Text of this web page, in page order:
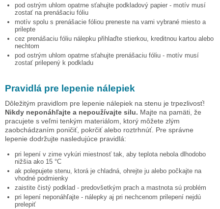
pod ostrým uhlom opatrne sťahujte podkladový papier - motív musí
zostať na prenášaciu fóliu
motív spolu s prenášacie fóliou preneste na vami vybrané miesto a
prilepte
cez prenášaciu fóliu nálepku přihlaďte stierkou, kreditnou kartou alebo
nechtom
pod ostrým uhlom opatrne sťahujte prenášaciu fóliu - motív musí
zostať prilepený k podkladu
Pravidlá pre lepenie nálepiek
Dôležitým pravidlom pre lepenie nálepiek na stenu je trpezlivosť!
Nikdy neponáhľajte a nepoužívajte silu. Majte na pamäti, že
pracujete s veľmi tenkým materiálom, ktorý môžete zlým
zaobchádzaním poničiť, pokrčiť alebo roztrhnúť. Pre správne
lepenie dodržujte nasledujúce pravidlá:
pri lepení v zime vykúri miestnosť tak, aby teplota nebola dlhodobo
nižšia ako 15 °C
ak polepujete stenu, ktorá je chladná, ohrejte ju alebo počkajte na
vhodné podmienky
zaistite čistý podklad - predovšetkým prach a mastnota sú problém
pri lepení neponáhľajte - nálepky aj pri nechcenom prilepení nejdú
prelepiť